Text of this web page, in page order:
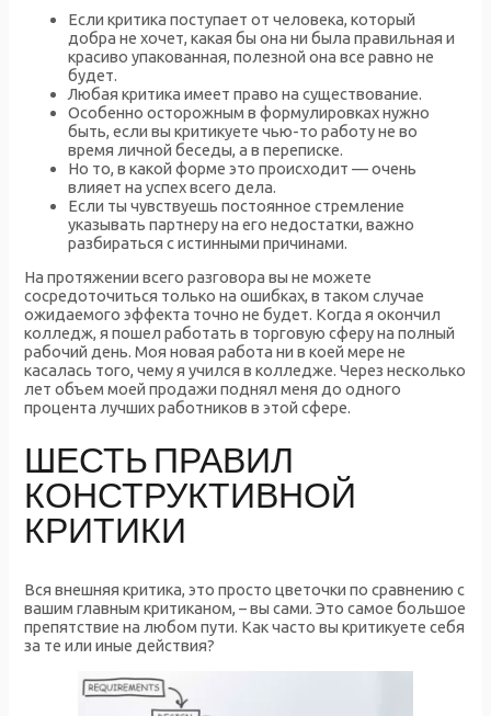
Если критика поступает от человека, который
добра не хочет, какая бы она ни была правильная и
красиво упакованная, полезной она все равно не
будет.
Любая критика имеет право на существование.
Особенно осторожным в формулировках нужно
быть, если вы критикуете чью-то работу не во
время личной беседы, а в переписке.
Но то, в какой форме это происходит — очень
влияет на успех всего дела.
Если ты чувствуешь постоянное стремление
указывать партнеру на его недостатки, важно
разбираться с истинными причинами.
На протяжении всего разговора вы не можете
сосредоточиться только на ошибках, в таком случае
ожидаемого эффекта точно не будет. Когда я окончил
колледж, я пошел работать в торговую сферу на полный
рабочий день. Моя новая работа ни в коей мере не
касалась того, чему я учился в колледже. Через несколько
лет объем моей продажи поднял меня до одного
процента лучших работников в этой сфере.
ШЕСТЬ ПРАВИЛ
КОНСТРУКТИВНОЙ
КРИТИКИ
Вся внешняя критика, это просто цветочки по сравнению с
вашим главным критиканом, – вы сами. Это самое большое
препятствие на любом пути. Как часто вы критикуете себя
за те или иные действия?